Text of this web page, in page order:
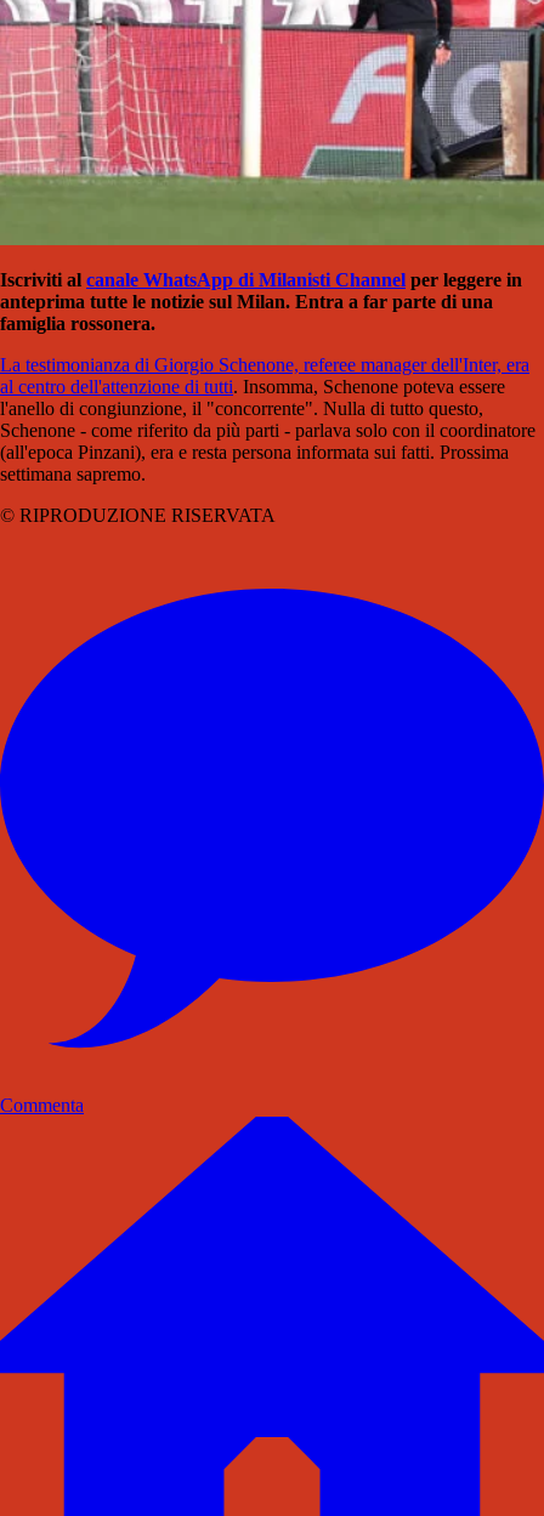
Iscriviti al canale WhatsApp di Milanisti Channel per leggere in
anteprima tutte le notizie sul Milan. Entra a far parte di una
famiglia rossonera.
La testimonianza di Giorgio Schenone, referee manager dell'Inter, era
al centro dell'attenzione di tutti. Insomma, Schenone poteva essere
l'anello di congiunzione, il "concorrente". Nulla di tutto questo,
Schenone - come riferito da più parti - parlava solo con il coordinatore
(all'epoca Pinzani), era e resta persona informata sui fatti. Prossima
settimana sapremo.
© RIPRODUZIONE RISERVATA
Commenta